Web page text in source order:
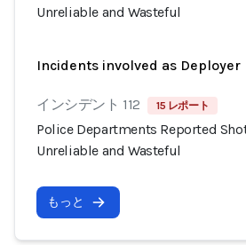
Unreliable and Wasteful
Incidents involved as Deployer
インシデント 112 15 レポート
Police Departments Reported
Unreliable and Wasteful
もっと